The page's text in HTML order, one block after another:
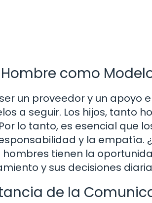
Hombre como
un proveedor y un apoyo
a seguir. Los hijos, tanto
lo tanto, es esencial que
y la empatía.
hombres tienen la
y sus decisiones
de la